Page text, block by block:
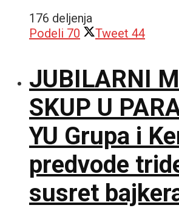
176 deljenja
Podeli 70 Tweet 44
JUBILARNI
SKUP U
YU Grupa i
predvode
susret